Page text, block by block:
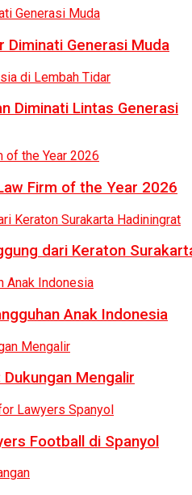
Diminati Generasi Muda
Diminati Lintas Generasi
Firm of the Year 2026
dari Keraton
Anak Indonesia
Mengalir
Football di Spanyol